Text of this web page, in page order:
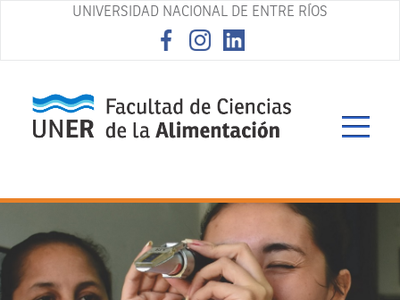
UNIVERSIDAD NACIONAL DE ENTRE RÍOS
asd